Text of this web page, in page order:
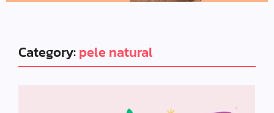
Category:pele natural